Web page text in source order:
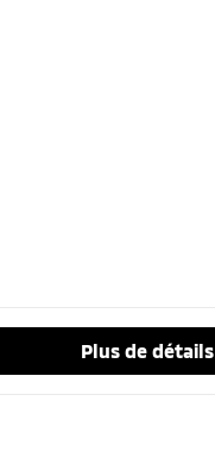
Plus de détails